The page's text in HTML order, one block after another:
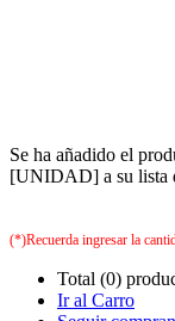
Se ha añadido el
[UNIDAD] a su lista
(*)Recuerda ingresar la
Total (0)
Ir al Carro